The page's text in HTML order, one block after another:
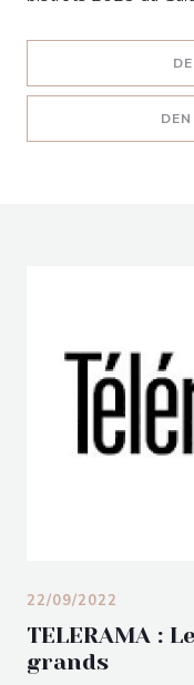
TELERAMA :
grands
22/09/2022